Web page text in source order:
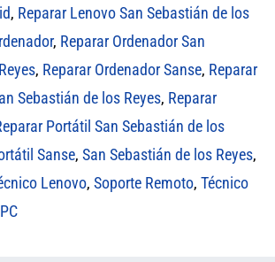
, Reparar Lenovo San Sebastián de los
, Reparar Ordenador San
, Reparar Ordenador Sanse, Reparar
Sebastián de los Reyes, Reparar
Portátil San Sebastián de los
Sanse, San Sebastián de los Reyes,
Lenovo, Soporte Remoto, Técnico